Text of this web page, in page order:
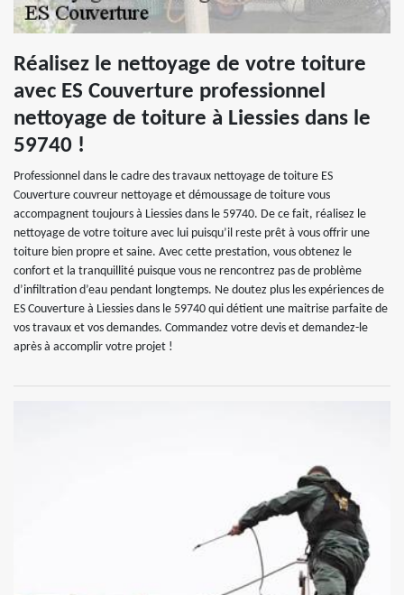
Réalisez le nettoyage de votre toiture
avec ES Couverture professionnel
nettoyage de toiture à Liessies dans le
59740 !
Professionnel dans le cadre des travaux nettoyage de toiture ES
Couverture couvreur nettoyage et démoussage de toiture vous
accompagnent toujours à Liessies dans le 59740. De ce fait, réalisez le
nettoyage de votre toiture avec lui puisqu’il reste prêt à vous offrir une
toiture bien propre et saine. Avec cette prestation, vous obtenez le
confort et la tranquillité puisque vous ne rencontrez pas de problème
d’infiltration d’eau pendant longtemps. Ne doutez plus les expériences de
ES Couverture à Liessies dans le 59740 qui détient une maitrise parfaite de
vos travaux et vos demandes. Commandez votre devis et demandez-le
après à accomplir votre projet !